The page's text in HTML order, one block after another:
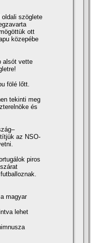
szöglete
ott
közepébe
alsót vette
fölé lőtt.
tekinti meg
és
az NSO-
piros
magyar
lehet